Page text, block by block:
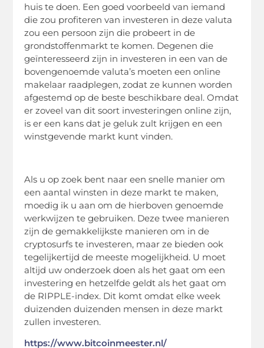
huis te doen. Een goed voorbeeld van iemand
die zou profiteren van investeren in deze valuta
zou een persoon zijn die probeert in de
grondstoffenmarkt te komen. Degenen die
geïnteresseerd zijn in investeren in een van de
bovengenoemde valuta’s moeten een online
makelaar raadplegen, zodat ze kunnen worden
afgestemd op de beste beschikbare deal. Omdat
er zoveel van dit soort investeringen online zijn,
is er een kans dat je geluk zult krijgen en een
winstgevende markt kunt vinden.
Als u op zoek bent naar een snelle manier om
een aantal winsten in deze markt te maken,
moedig ik u aan om de hierboven genoemde
werkwijzen te gebruiken. Deze twee manieren
zijn de gemakkelijkste manieren om in de
cryptosurfs te investeren, maar ze bieden ook
tegelijkertijd de meeste mogelijkheid. U moet
altijd uw onderzoek doen als het gaat om een
investering en hetzelfde geldt als het gaat om
de RIPPLE-index. Dit komt omdat elke week
duizenden duizenden mensen in deze markt
zullen investeren.
https://www.bitcoinmeester.nl/